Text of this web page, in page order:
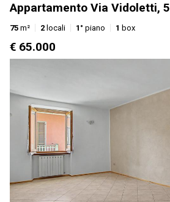
Appartamento Via Vidoletti,
75 m² 2 locali 1° piano 1 box
€ 65.000